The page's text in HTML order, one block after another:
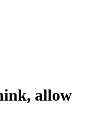
allow